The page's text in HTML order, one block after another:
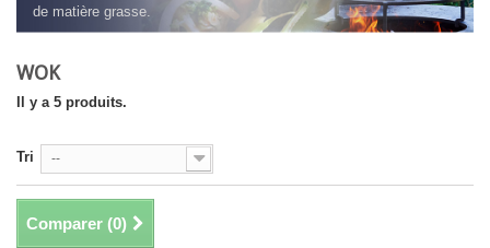
de matière grasse.
WOK
Il y a 5 produits.
Tri --
Comparer (0)